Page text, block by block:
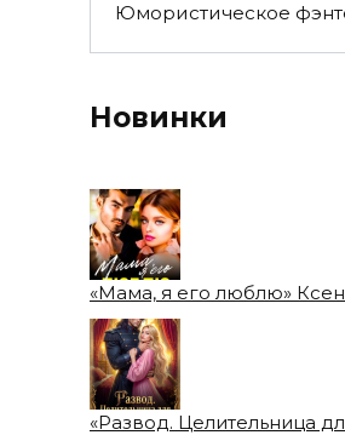
Юмористическое
Новинки
«Мама, я его люблю»
«Развод. Целительница